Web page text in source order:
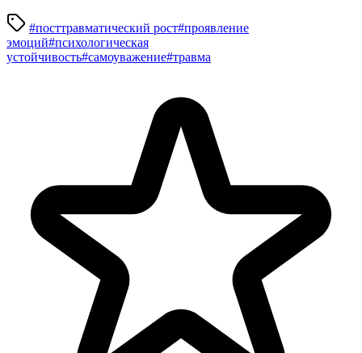
#посттравматический рост#проявление
эмоций#психологическая
устойчивость#самоуважение#травма